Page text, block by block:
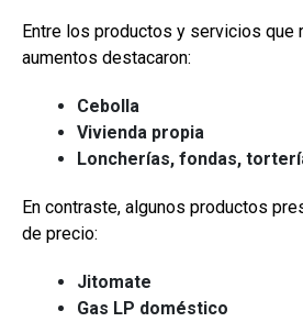
Entre los productos y servicios que
aumentos destacaron:
Cebolla
Vivienda propia
Loncherías, fondas,
En contraste, algunos productos
de precio:
Jitomate
Gas LP doméstico